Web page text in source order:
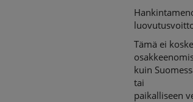
Tämä ei
kuin
tai
paikalliseen